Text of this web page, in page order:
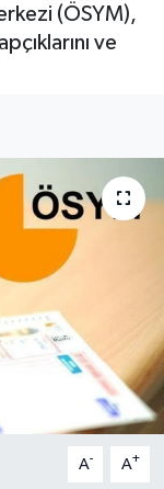
(ÖSYM),
ve
A- A+